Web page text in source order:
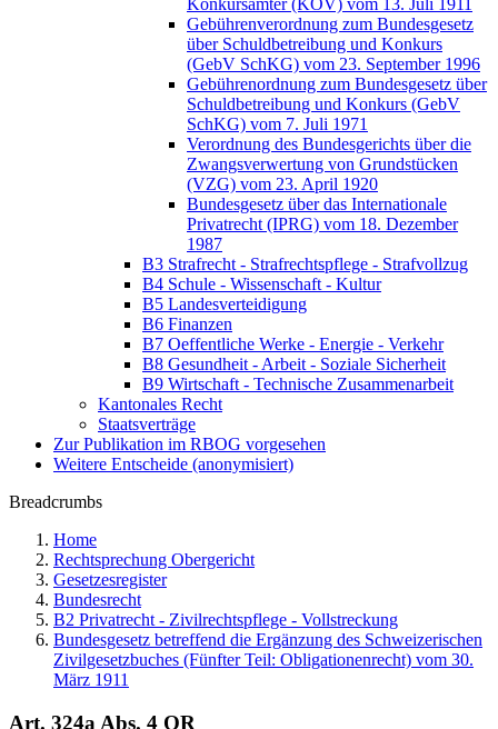
Konkursämter (KOV) vom 13. Juli 1911
Gebührenverordnung zum Bundesgesetz
über Schuldbetreibung und Konkurs
(GebV SchKG) vom 23. September 1996
Gebührenordnung zum Bundesgesetz über
Schuldbetreibung und Konkurs (GebV
SchKG) vom 7. Juli 1971
Verordnung des Bundesgerichts über die
Zwangsverwertung von Grundstücken
(VZG) vom 23. April 1920
Bundesgesetz über das Internationale
Privatrecht (IPRG) vom 18. Dezember
1987
B3 Strafrecht - Strafrechtspflege - Strafvollzug
B4 Schule - Wissenschaft - Kultur
B5 Landesverteidigung
B6 Finanzen
B7 Oeffentliche Werke - Energie - Verkehr
B8 Gesundheit - Arbeit - Soziale Sicherheit
B9 Wirtschaft - Technische Zusammenarbeit
Kantonales Recht
Staatsverträge
Zur Publikation im RBOG vorgesehen
Weitere Entscheide (anonymisiert)
Breadcrumbs
Home
Rechtsprechung Obergericht
Gesetzesregister
Bundesrecht
B2 Privatrecht - Zivilrechtspflege - Vollstreckung
Bundesgesetz betreffend die Ergänzung des Schweizerischen
Zivilgesetzbuches (Fünfter Teil: Obligationenrecht) vom 30.
März 1911
Art. 324a Abs. 4 OR